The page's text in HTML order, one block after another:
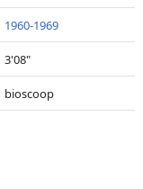
1960-1969
3'08"
bioscoop